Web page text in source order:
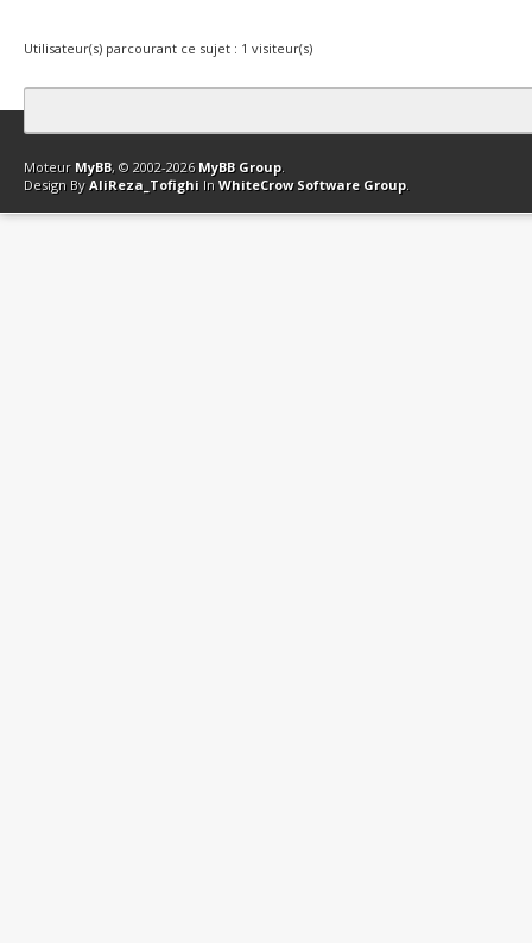
Utilisateur(s) parcourant ce sujet : 1 visiteur(s)
Contact Club Affiliation Retourner en haut Version bas-débit
Moteur MyBB, © 2002-2026 MyBB Group.
Design By AliReza_Tofighi In WhiteCrow Software Group.